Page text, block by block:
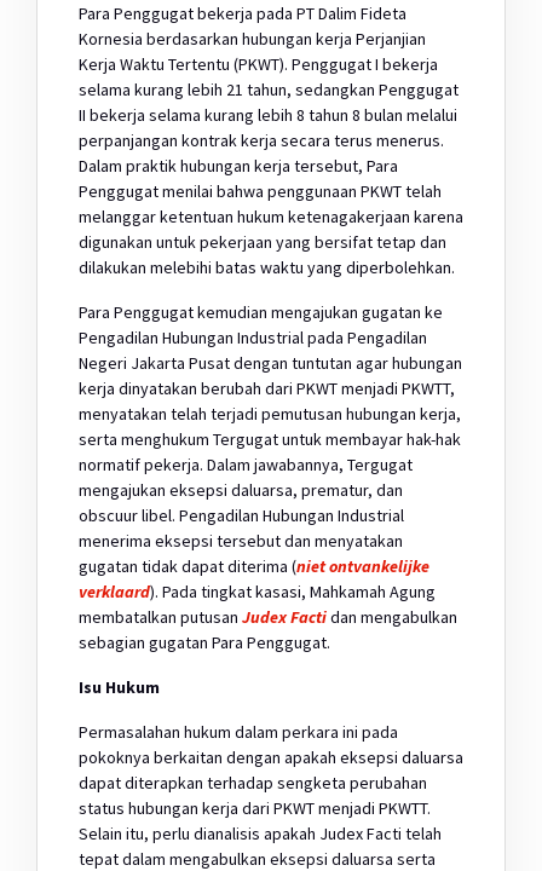
Para Penggugat bekerja pada PT Dalim Fideta
Kornesia berdasarkan hubungan kerja Perjanjian
Kerja Waktu Tertentu (PKWT). Penggugat I bekerja
selama kurang lebih 21 tahun, sedangkan Penggugat
II bekerja selama kurang lebih 8 tahun 8 bulan melalui
perpanjangan kontrak kerja secara terus menerus.
Dalam praktik hubungan kerja tersebut, Para
Penggugat menilai bahwa penggunaan PKWT telah
melanggar ketentuan hukum ketenagakerjaan karena
digunakan untuk pekerjaan yang bersifat tetap dan
dilakukan melebihi batas waktu yang diperbolehkan.
Para Penggugat kemudian mengajukan gugatan ke
Pengadilan Hubungan Industrial pada Pengadilan
Negeri Jakarta Pusat dengan tuntutan agar hubungan
kerja dinyatakan berubah dari PKWT menjadi PKWTT,
menyatakan telah terjadi pemutusan hubungan kerja,
serta menghukum Tergugat untuk membayar hak-hak
normatif pekerja. Dalam jawabannya, Tergugat
mengajukan eksepsi daluarsa, prematur, dan
obscuur libel. Pengadilan Hubungan Industrial
menerima eksepsi tersebut dan menyatakan
gugatan tidak dapat diterima (niet ontvankelijke
verklaard). Pada tingkat kasasi, Mahkamah Agung
membatalkan putusan Judex Factidan mengabulkan
sebagian gugatan Para Penggugat.
Isu Hukum
Permasalahan hukum dalam perkara ini pada
pokoknya berkaitan dengan apakah eksepsi daluarsa
dapat diterapkan terhadap sengketa perubahan
status hubungan kerja dari PKWT menjadi PKWTT.
Selain itu, perlu dianalisis apakah Judex Facti telah
tepat dalam mengabulkan eksepsi daluarsa serta